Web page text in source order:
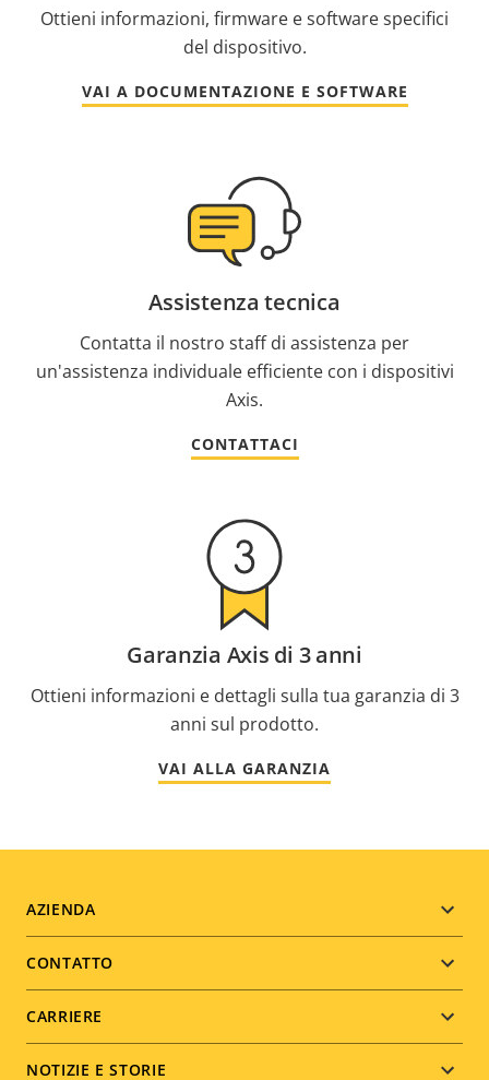
Ottieni informazioni, firmware e software specifici
del dispositivo.
VAI A DOCUMENTAZIONE E SOFTWARE
Assistenza tecnica
Contatta il nostro staff di assistenza per
un'assistenza individuale efficiente con i dispositivi
Axis.
CONTATTACI
Garanzia Axis di 3 anni
Ottieni informazioni e dettagli sulla tua garanzia di 3
anni sul prodotto.
VAI ALLA GARANZIA
Footer
menu
AZIENDA
CONTATTO
CARRIERE
NOTIZIE E STORIE